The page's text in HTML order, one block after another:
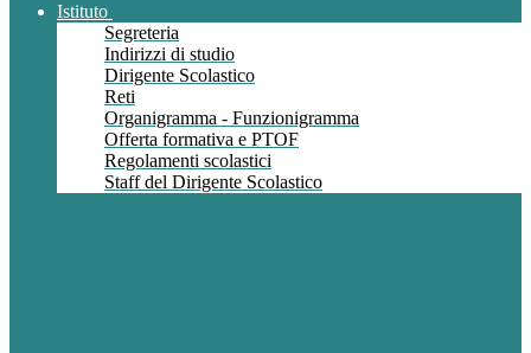
Istituto
Segreteria
Indirizzi di studio
Dirigente Scolastico
Reti
Organigramma - Funzionigramma
Offerta formativa e PTOF
Regolamenti scolastici
Staff del Dirigente Scolastico